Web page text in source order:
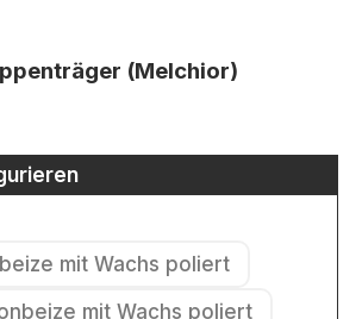
(Melchior)
mit Wachs poliert
(Diese Option ist zurzeit nicht
mit Wachs poliert